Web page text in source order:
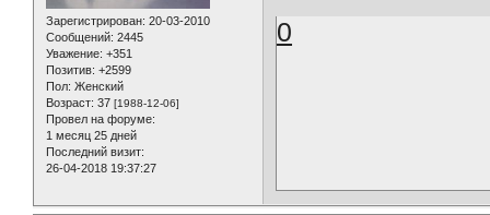
Зарегистрирован: 20-03-2010
Сообщений: 2445
Уважение: +351
Позитив: +2599
Пол: Женский
Возраст: 37 [1988-12-06]
Провел на форуме:
1 месяц 25 дней
Последний визит:
26-04-2018 19:37:27
0